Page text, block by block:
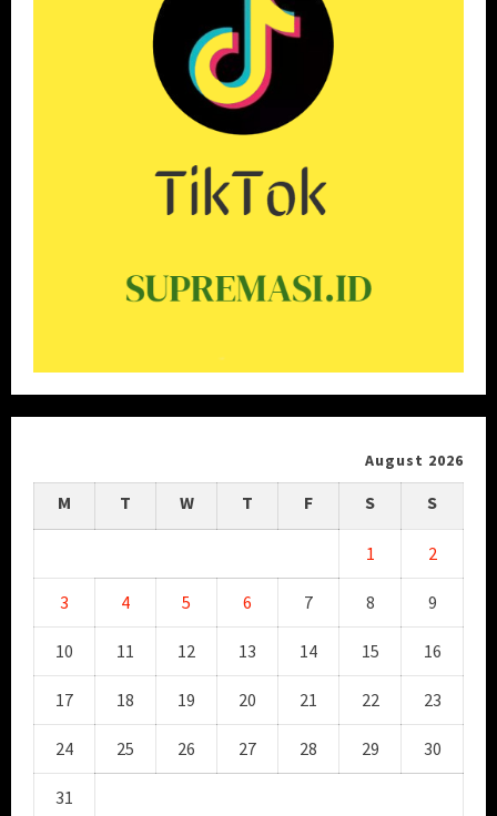
August 2026
M T W T F S S
1 2
3 4 5 6 7 8 9
10 11 12 13 14 15 16
17 18 19 20 21 22 23
24 25 26 27 28 29 30
31